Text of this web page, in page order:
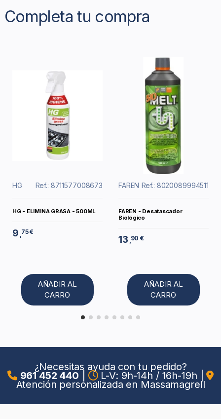
Completa tu compra
HG Ref.: 8711577008673
HG - ELIMINA GRASA - 500ML
9 ,75 €
AÑADIR AL
CARRO
FAREN Ref.: 8020089994511
FAREN - Desatascador
Biológico
13 ,90 €
AÑADIR AL
CARRO
¿Necesitas ayuda con tu pedido?
961 452 440 L-V: 9h-14h / 16h-19h
Atención personalizada en Massamagrell